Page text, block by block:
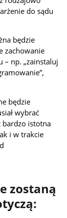
do sądu
będzie
zachowanie
– np. „zainstaluj
będzie
wybrać
bardzo istotna
i w trakcie
zostaną